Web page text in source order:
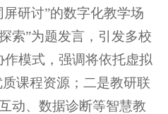
研讨”的数字化教学场
索”为题发言，引发多校
模式，强调将依托虚拟
课程资源；二是教研联
动、数据诊断等智慧教